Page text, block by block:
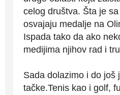
celog društva. Šta je
osvajaju medalje na
Ispada tako da ako
medijima njihov rad i
Sada dolazimo i do još
tačke.Tenis kao i golf,